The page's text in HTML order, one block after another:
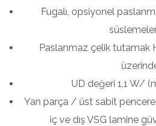
Fugalı, opsiyonel
Paslanmaz çelik tutamak
UD değeri 1,1 W/
Yan parça / üst sabit
iç ve dış VSG lamine